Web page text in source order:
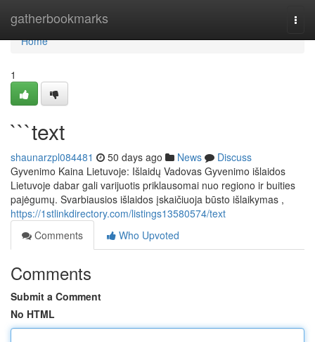
gatherbookmarks
Home
Home
1
```text
shaunarzpl084481 50 days ago News
Discuss
Gyvenimo Kaina Lietuvoje: Išlaidų Vadovas Gyvenimo išlaidos
Lietuvoje dabar gali varijuotis priklausomai nuo regiono ir buities
pajėgumų. Svarbiausios išlaidos įskaičiuoja būsto išlaikymas ,
https://1stlinkdirectory.com/listings13580574/text
Comments
Who Upvoted
Comments
Submit a Comment
No HTML